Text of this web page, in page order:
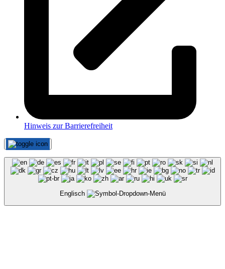
Hinweis zur Barrierefreiheit
Englisch